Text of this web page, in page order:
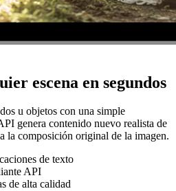
escena en segundos
u objetos con una simple
genera contenido nuevo realista de
la composición original de la imagen.
de texto
API
de alta calidad